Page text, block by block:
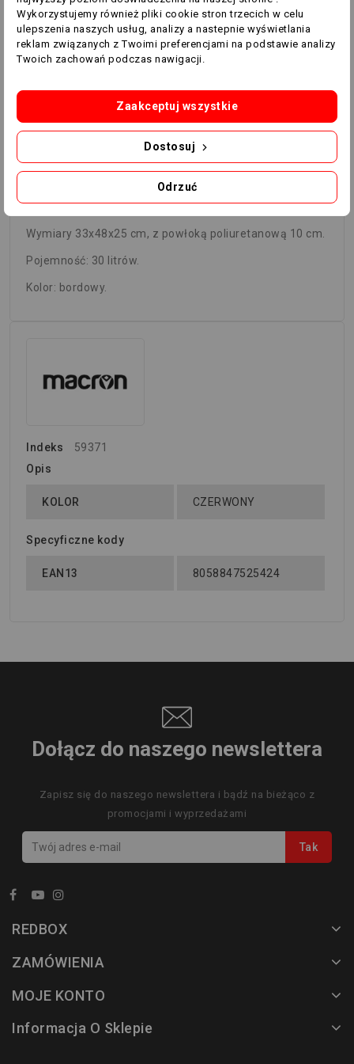
INNE KOLORY
Plecak z podwójnym dnem
Plecak z podwójnym dnem Maxi-Academy Evo.
Wymiary 33x48x25 cm, z powłoką poliuretanową 10 cm.
Pojemność: 30 litrów.
Kolor: bordowy.
Indeks
59371
Opis
KOLOR CZERWONY
Specyficzne kody
EAN13 8058847525424
Dołącz do naszego newslettera
Zapisz się do naszego newslettera i bądź na bieżąco z
promocjami i wyprzedażami
REDBOX
ZAMÓWIENIA
MOJE KONTO
Informacja O Sklepie
Wykorzystujemy również pliki cookie stron trzecich w celu
ulepszenia naszych usług, analizy a nastepnie wyświetlania
reklam związanych z Twoimi preferencjami na podstawie analizy
Twoich zachowań podczas nawigacji.
Odrzuć
Dostosuj
Zaakceptuj wszystkie